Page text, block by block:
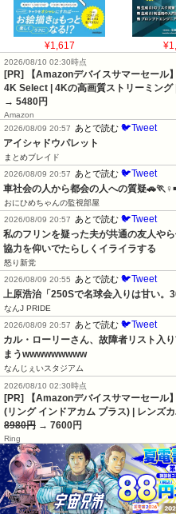
¥1,617
2026/08/10 02:30時点
[PR] 【Amazonデバイスサマーセール
4K Select | 4Kの高画質ストリーミン
→ 5480円
Amazon
2026/08/09 20:57
あとで読む 🐦Tweet
アイシャドウパレット
まとめブレイド
2026/08/09 20:57
あとで読む 🐦Tweet
車社会の人から都会の人への質疑
おにひめちゃんの監視部屋
2026/08/09 20:57
あとで読む 🐦Tweet
私のフリンを疑った夫が共通の友人や
協力を仰いでたらしくイライラする
怒り新党
2026/08/09 20:55
あとで読む 🐦Tweet
上原浩治「250Sで名球会入りは甘い。
なんJ PRIDE
2026/08/09 20:57
あとで読む 🐦Tweet
カル・ローリーさん、故障者リスト入
まうwwwwwwwww
なんじぇいスタジアム
2026/08/10 02:30時点
[PR] 【Amazonデバイスサマーセール
(リング インドアカム プラス) | レンズ
8980円 → 7600円
Ring